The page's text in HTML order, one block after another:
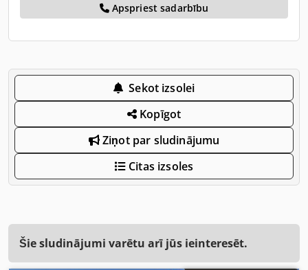
Apspriest sadarbību
Sekot izsolei
Kopīgot
Ziņot par sludinājumu
Citas izsoles
Šie sludinājumi varētu arī jūs ieinteresēt.